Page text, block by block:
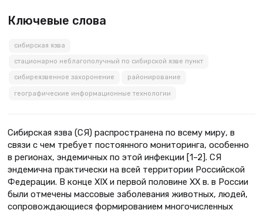
Ключевые слова
сибирская язва
стационарно неблагополучный по сибирской язве пункт
сибиреязвенное захоронение районирование
географические информационные технологии
Сибирская язва (СЯ) распространена по всему миру, в
связи с чем требует постоянного мониторинга, особенно
в регионах, эндемичных по этой инфекции [1–2]. СЯ
эндемична практически на всей территории Российской
Федерации. В конце ХIХ и первой половине ХХ в. в России
были отмечены массовые заболевания животных, людей,
сопровождающиеся формированием многочисленных